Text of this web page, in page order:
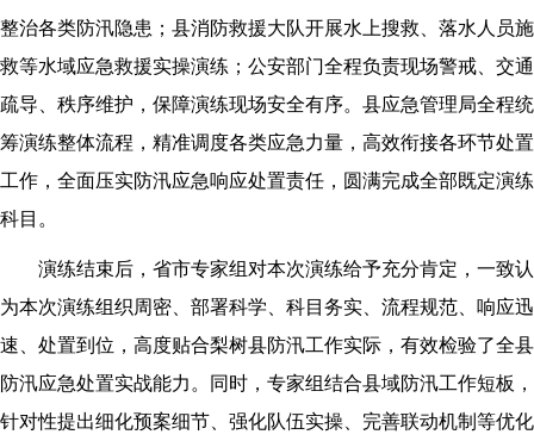
整治各类防汛隐患；县消防救援大队开展水上搜救、落水人员施
救等水域应急救援实操演练；公安部门全程负责现场警戒、交通
疏导、秩序维护，保障演练现场安全有序。县应急管理局全程统
筹演练整体流程，精准调度各类应急力量，高效衔接各环节处置
工作，全面压实防汛应急响应处置责任，圆满完成全部既定演练
科目。
演练结束后，省市专家组对本次演练给予充分肯定，一致认
为本次演练组织周密、部署科学、科目务实、流程规范、响应迅
速、处置到位，高度贴合梨树县防汛工作实际，有效检验了全县
防汛应急处置实战能力。同时，专家组结合县域防汛工作短板，
针对性提出细化预案细节、强化队伍实操、完善联动机制等优化